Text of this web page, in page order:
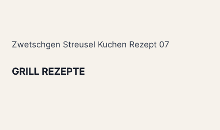
Zwetschgen Streusel Kuchen Rezept 07
GRILL REZEPTE